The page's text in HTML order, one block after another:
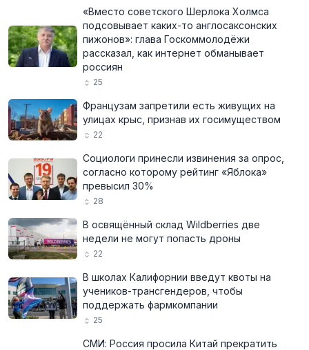
«Вместо советского Шерлока Холмса
подсовывает каких-то англосаксонских
пижонов»: глава Госкоммолодёжи
рассказал, как интернет обманывает
россиян
25
Французам запретили есть живущих на
улицах крыс, признав их госимуществом
22
Социологи принесли извинения за опрос,
согласно которому рейтинг «Яблока»
превысил 30%
28
В освящённый склад Wildberries две
недели не могут попасть дроны
22
В школах Калифорнии введут квоты на
учеников-трансгендеров, чтобы
поддержать фармкомпании
25
СМИ: Россия просила Китай прекратить